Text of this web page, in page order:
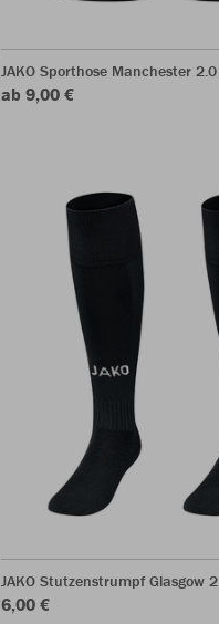
JAKO Sporthose Manchester
ab 9,00 €
JAKO Stutzenstrumpf Glasgow
6,00 €